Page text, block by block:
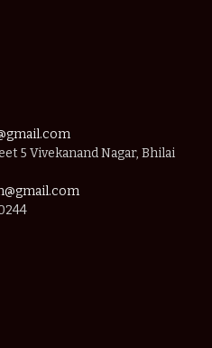
5 Vivekanand Nagar, Bhilai